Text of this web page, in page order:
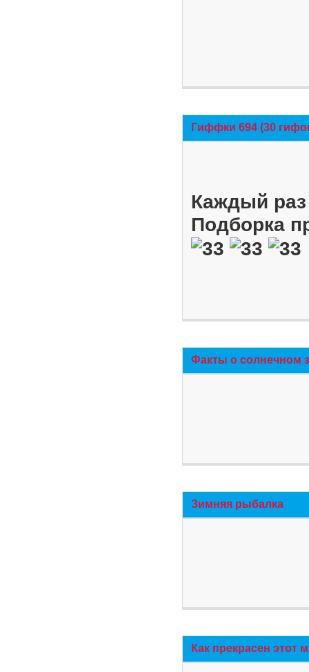
Гиффки 694 (30
Каждый
Подборка
Факты о солнечном
Зимняя рыбалка
Как прекрасен этот